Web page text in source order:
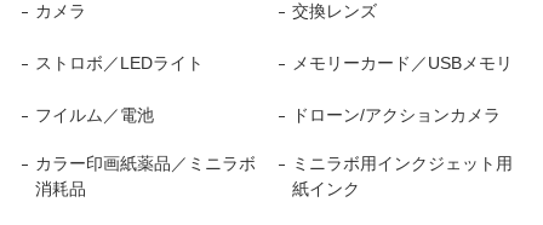
カメラ 交換レンズ
ストロボ／LEDライト メモリーカード／USBメモリ
フイルム／電池 ドローン/アクションカメラ
カラー印画紙薬品／ミニラボ
消耗品
ミニラボ用インクジェット用
紙インク